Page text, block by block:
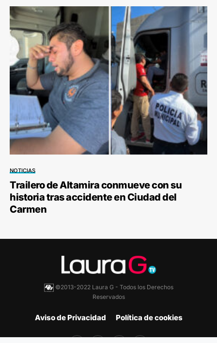
NOTICIAS
Trailero de Altamira conmueve con su
historia tras accidente en Ciudad del
Carmen
©2013-2022 Laura G - Todos los Derechos
Reservados
Aviso de Privacidad Política de cookies